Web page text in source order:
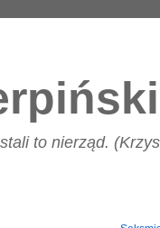
to nierząd.